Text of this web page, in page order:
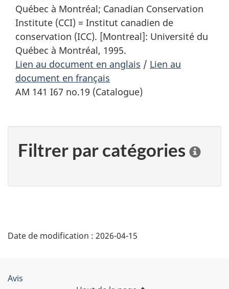
Québec à Montréal; Canadian Conservation
Institute (CCI) = Institut canadien de
conservation (ICC). [Montreal]: Université du
Québec à Montréal, 1995.
Lien au document en anglais / Lien au
document en français
AM 141 I67 no.19 (Catalogue)
Filtrer par catégories
q
D
Date de modification : 2026-04-15
Organisation
Avis